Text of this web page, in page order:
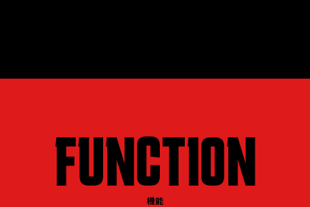
FUNCTION
機能